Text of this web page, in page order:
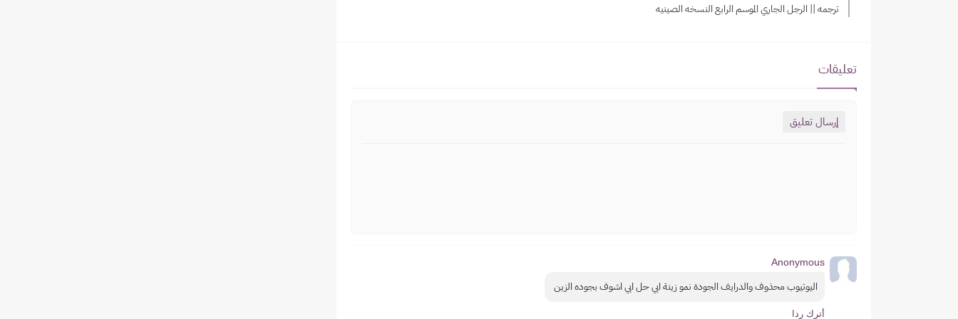
ترجمه || الرجل الجاري الموسم الرابع النسخه الصينيه
تعليقات
إرسال تعليق
Anonymous
اليوتيوب محذوف والدرايف الجودة نمو زينة ابي حل ابي اشوف بجوده الزين
أترك ردا